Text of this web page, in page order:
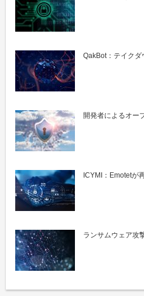
QakBot：テイク
開発者によるオー
ICYMI：Emotetが
ランサムウェア攻